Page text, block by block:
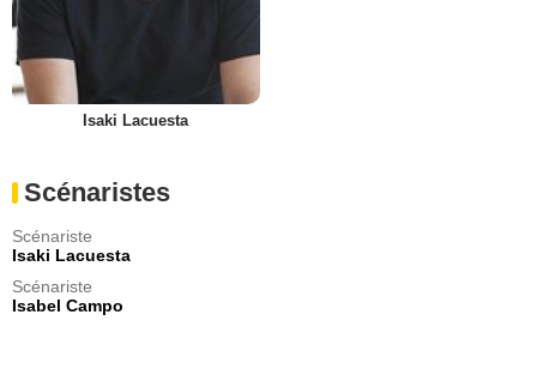
Isaki Lacuesta
Scénaristes
Scénariste
Isaki Lacuesta
Scénariste
Isabel Campo